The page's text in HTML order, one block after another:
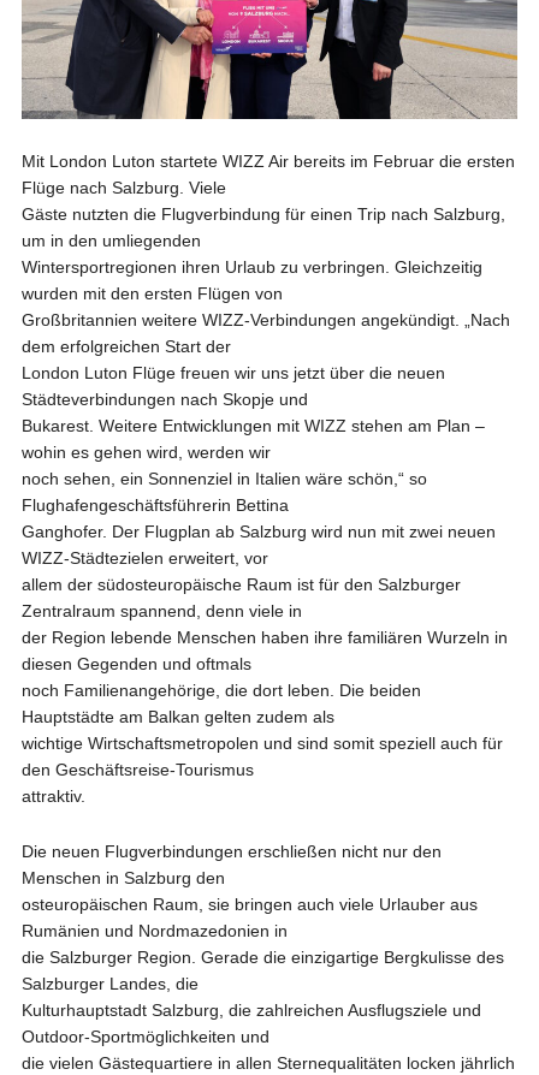
Mit London Luton startete WIZZ Air bereits im Februar die ersten
Flüge nach Salzburg. Viele
Gäste nutzten die Flugverbindung für einen Trip nach Salzburg,
um in den umliegenden
Wintersportregionen ihren Urlaub zu verbringen. Gleichzeitig
wurden mit den ersten Flügen von
Großbritannien weitere WIZZ-Verbindungen angekündigt. „Nach
dem erfolgreichen Start der
London Luton Flüge freuen wir uns jetzt über die neuen
Städteverbindungen nach Skopje und
Bukarest. Weitere Entwicklungen mit WIZZ stehen am Plan –
wohin es gehen wird, werden wir
noch sehen, ein Sonnenziel in Italien wäre schön,“ so
Flughafengeschäftsführerin Bettina
Ganghofer. Der Flugplan ab Salzburg wird nun mit zwei neuen
WIZZ-Städtezielen erweitert, vor
allem der südosteuropäische Raum ist für den Salzburger
Zentralraum spannend, denn viele in
der Region lebende Menschen haben ihre familiären Wurzeln in
diesen Gegenden und oftmals
noch Familienangehörige, die dort leben. Die beiden
Hauptstädte am Balkan gelten zudem als
wichtige Wirtschaftsmetropolen und sind somit speziell auch für
den Geschäftsreise-Tourismus
attraktiv.
Die neuen Flugverbindungen erschließen nicht nur den
Menschen in Salzburg den
osteuropäischen Raum, sie bringen auch viele Urlauber aus
Rumänien und Nordmazedonien in
die Salzburger Region. Gerade die einzigartige Bergkulisse des
Salzburger Landes, die
Kulturhauptstadt Salzburg, die zahlreichen Ausflugsziele und
Outdoor-Sportmöglichkeiten und
die vielen Gästequartiere in allen Sternequalitäten locken jährlich